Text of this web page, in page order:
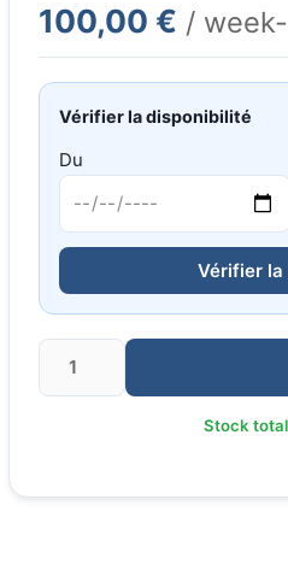
100,00 € /
Vérifier la disponibilité
Du
Vérifier
Quantité
Stock total